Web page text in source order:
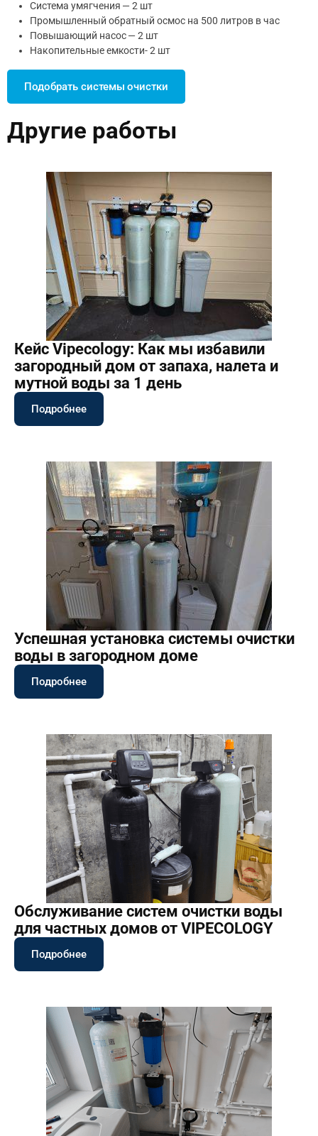
Система умягчения — 2 шт
Промышленный обратный осмос на 500 литров в час
Повышающий насос — 2 шт
Накопительные емкости- 2 шт
Подобрать системы очистки
Другие работы
Кейс Vipecology: Как мы избавили
загородный дом от запаха, налета и
мутной воды за 1 день
Подробнее
Успешная установка системы очистки
воды в загородном доме
Подробнее
Обслуживание систем очистки воды
для частных домов от VIPECOLOGY
Подробнее